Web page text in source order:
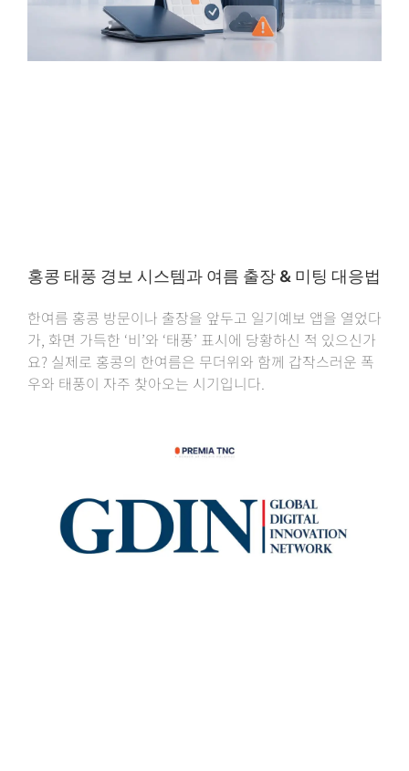
홍콩 태풍 경보 시스템과 여름 출장 & 미팅 대응법
한여름 홍콩 방문이나 출장을 앞두고 일기예보 앱을 열었다
가, 화면 가득한 ‘비’와 ‘태풍’ 표시에 당황하신 적 있으신가
요? 실제로 홍콩의 한여름은 무더위와 함께 갑작스러운 폭
우와 태풍이 자주 찾아오는 시기입니다.